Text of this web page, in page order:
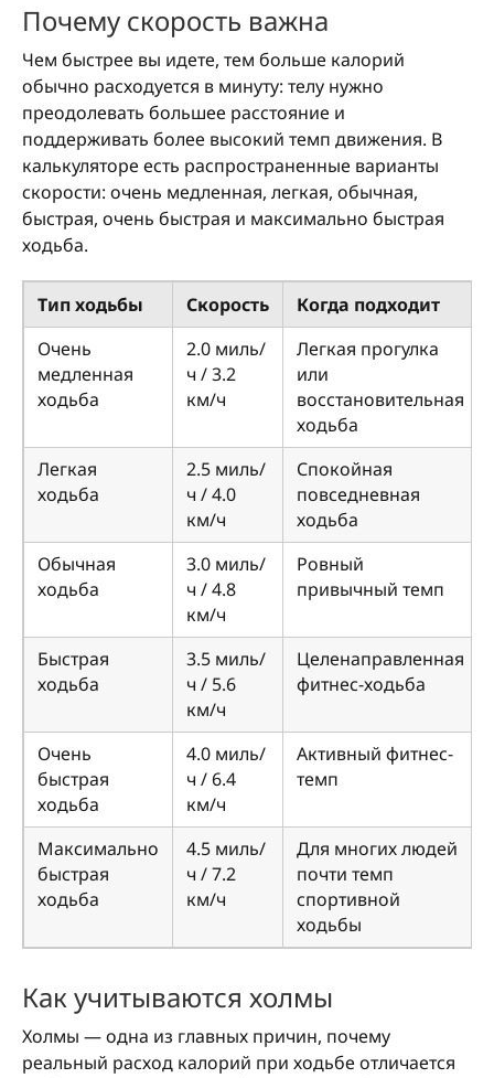
Почему скорость важна
Чем быстрее вы идете, тем больше калорий
обычно расходуется в минуту: телу нужно
преодолевать большее расстояние и
поддерживать более высокий темп движения. В
калькуляторе есть распространенные варианты
скорости: очень медленная, легкая, обычная,
быстрая, очень быстрая и максимально быстрая
ходьба.
Тип ходьбы Скорость
Когда подходит
Очень
медленная
ходьба
2.0 миль/
ч / 3.2
км/ч
Легкая прогулка
или
восстановительная
ходьба
Легкая
ходьба
2.5 миль/
ч / 4.0
км/ч
Спокойная
повседневная
ходьба
Обычная
ходьба
3.0 миль/
ч / 4.8
км/ч
Ровный
привычный темп
Быстрая
ходьба
3.5 миль/
ч / 5.6
км/ч
Целенаправленная
фитнес-ходьба
Очень
быстрая
ходьба
4.0 миль/
ч / 6.4
км/ч
Активный фитнес-
темп
Максимально
быстрая
ходьба
4.5 миль/
ч / 7.2
км/ч
Для многих людей
почти темп
спортивной
ходьбы
Как учитываются холмы
Холмы — одна из главных причин, почему
реальный расход калорий при ходьбе отличается